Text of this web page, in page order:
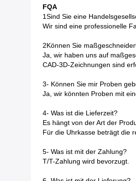
FQA
1Sind Sie eine
Wir sind eine professionelle
2Können Sie
Ja, wir haben uns auf
CAD-3D-Zeichnungen sind
3- Können Sie mir Proben
Ja, wir könnten Proben mit
4- Was ist die Lieferzeit?
Es hängt von der Art der
Für die Uhrkasse beträgt die
5- Was ist mit der Zahlung?
T/T-Zahlung wird bevorzugt.